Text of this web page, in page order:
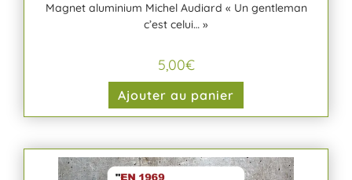
Magnet aluminium Michel Audiard « Un gentleman
c’est celui… »
5,00€
Ajouter au panier